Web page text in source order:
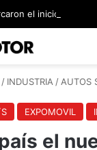
/ INDUSTRIA / AUTOS
EXPOMOVIL
el